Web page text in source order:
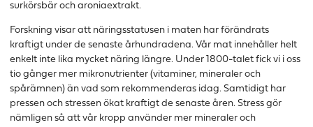
surkörsbär och aroniaextrakt.
Forskning visar att näringsstatusen i maten har förändrats
kraftigt under de senaste århundradena. Vår mat innehåller helt
enkelt inte lika mycket näring längre. Under 1800-talet fick vi i oss
tio gånger mer mikronutrienter (vitaminer, mineraler och
spårämnen) än vad som rekommenderas idag. Samtidigt har
pressen och stressen ökat kraftigt de senaste åren. Stress gör
nämligen så att vår kropp använder mer mineraler och